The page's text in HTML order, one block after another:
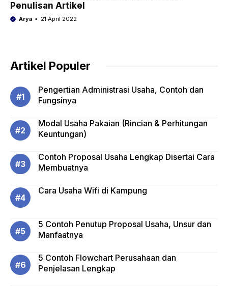
Penulisan Artikel
Arya 21 April 2022
Artikel Populer
Pengertian Administrasi Usaha, Contoh dan
Fungsinya
Modal Usaha Pakaian (Rincian & Perhitungan
Keuntungan)
Contoh Proposal Usaha Lengkap Disertai Cara
Membuatnya
Cara Usaha Wifi di Kampung
5 Contoh Penutup Proposal Usaha, Unsur dan
Manfaatnya
5 Contoh Flowchart Perusahaan dan
Penjelasan Lengkap